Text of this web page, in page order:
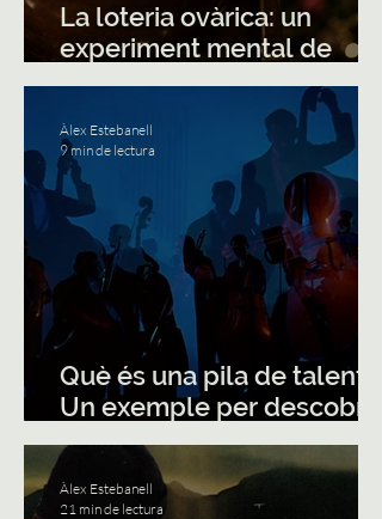
La loteria ovàrica: un
experiment mental de
Warren Buffett
Què és una pila de talents?
Un exemple per descobrir
la teva combinació única
Àlex Estebanell
9 min de lectura
Àlex Estebanell
21 min de lectura